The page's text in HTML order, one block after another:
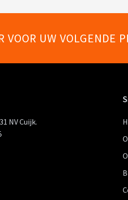
VOOR UW VOLGENDE
NV Cuijk.